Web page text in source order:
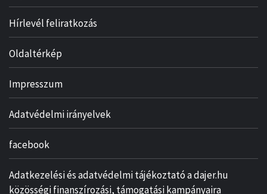
Hírlevél feliratkozás
Oldaltérkép
Impresszum
Adatvédelmi irányelvek
facebook
Adatkezelési és adatvédelmi tájékoztató a dajer.hu
közösségi finanszírozási, támogatási kampányaira